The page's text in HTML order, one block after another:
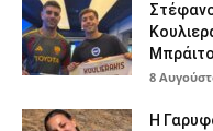
8
Η